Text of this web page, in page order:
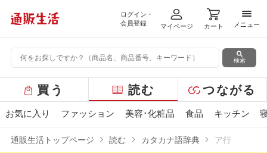
ログイン・
会員登録
マイページ カート
メニ
メニュー
検索
ー
バ
買う 読む つながる
お気に入り ファッション 美容･化粧品 食品 キッチン
通販生活トップページ 読む カタカナ語辞典 ア行